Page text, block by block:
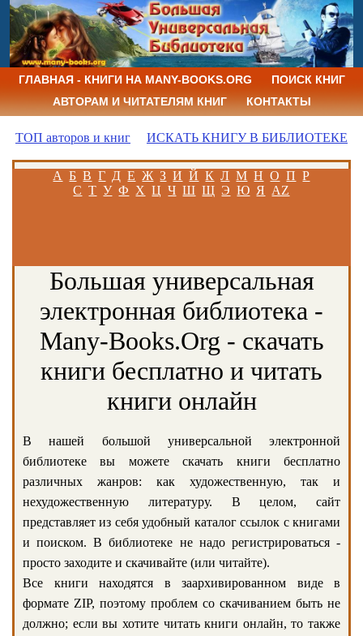
ГЛАВНАЯ - КНИГИ НА MANY-BOOKS.ORG
ПОИСК КНИГ
АВТОРАМ И ЧИТАТЕЛЯМ КНИГ
КОНТАКТЫ
ТОП авторов и книг ИСКАТЬ КНИГУ В БИБЛИОТЕКЕ
А Б В Г Д Е Ж З И Й К Л М Н О П Р
С Т У Ф Х Ц Ч Ш Щ Э Ю Я AZ
Большая универсальная
электронная библиотека -
Many-Books.Org - скачать
книги бесплатно и читать
книги онлайн
В нашей большой универсальной электронной
библиотеке вы можете скачать книги бесплатно
различных жанров: как художественную, так и
нехудожественную литературу. В целом, сайт
представляет из себя удобный каталог ссылок с книгами
и поиском. В библиотеке не надо регистрироваться -
просто заходите и скачивайте (или читайте).
Все книги находятся в заархивированном виде в
формате ZIP, поэтому проблем со скачиванием быть не
должно; если вы хотите читать книги онлайн, то также